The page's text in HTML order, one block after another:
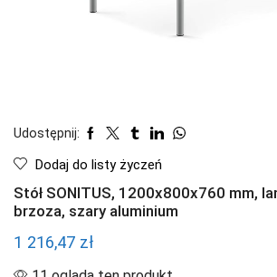
Udostępnij:
Dodaj do listy życzeń
Stół SONITUS, 1200x800x760 mm,
brzoza, szary aluminium
1 216,47 zł